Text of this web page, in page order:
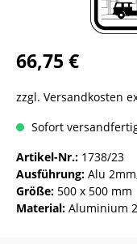
66,75 €
zzgl. Versandkosten
Sofort
Artikel-Nr.: 1738/23
Ausführung: Alu
Größe: 500 x 500 mm
Material: Aluminium